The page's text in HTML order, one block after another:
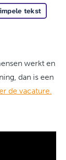
tekst
werkt en
dan is een
de vacature.